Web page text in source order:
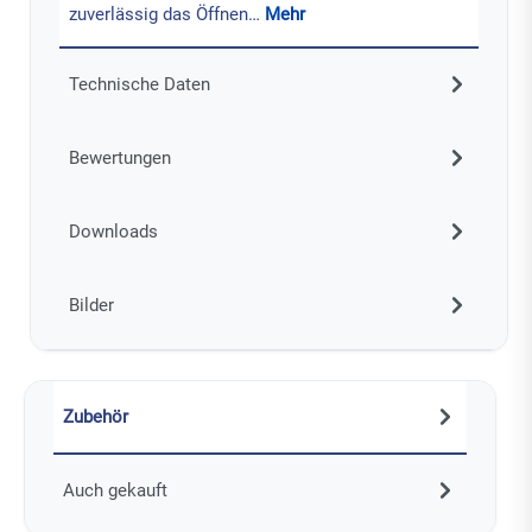
zuverlässig das Öffnen… Mehr
Technische Daten
Bewertungen
Downloads
Bilder
Zubehör
Auch gekauft